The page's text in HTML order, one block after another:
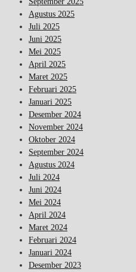
Agustus 2025
Juli 2025
Juni 2025
Mei 2025
April 2025
Maret 2025
Februari 2025
Januari 2025
Desember 2024
November 2024
Oktober 2024
September 2024
Agustus 2024
Juli 2024
Juni 2024
Mei 2024
April 2024
Maret 2024
Februari 2024
Januari 2024
Desember 2023